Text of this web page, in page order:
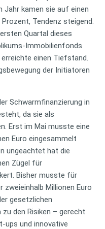
Jahr kamen sie auf einen
Tendenz steigend.
Quartal dieses
Immobilienfonds
einen Tiefstand.
der Initiatoren
Schwarmfinanzierung in
da sie als
Erst im Mai musste eine
Euro eingesammelt
ungeachtet hat die
Zügel für
Bisher musste für
Millionen Euro
gesetzlichen
den Risiken – gerecht
ups und innovative